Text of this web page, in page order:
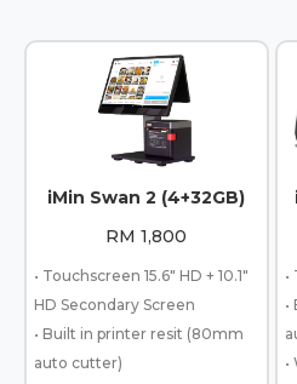
iMin Swan 2 (4+32GB)
RM 1,800
• Touchscreen 15.6" HD + 10.1"
HD Secondary Screen
• Built in printer resit (80mm
auto cutter)